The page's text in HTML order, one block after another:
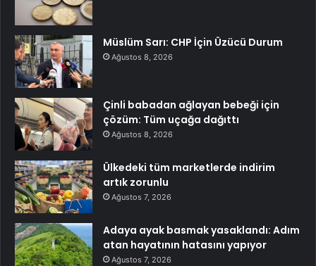
Müslüm Sarı: CHP İçin Üzücü Durum
Ağustos 8, 2026
Çinli babadan ağlayan bebeği için
çözüm: Tüm uçağa dağıttı
Ağustos 8, 2026
Ülkedeki tüm marketlerde indirim
artık zorunlu
Ağustos 7, 2026
Adaya ayak basmak yasaklandı: Adım
atan hayatının hatasını yapıyor
Ağustos 7, 2026